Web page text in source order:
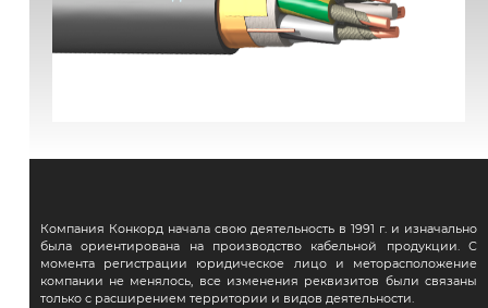
Компания Конкорд начала свою деятельность в 1991 г. и изначально
была ориентирована на производство кабельной продукции. С
момента регистрации юридическое лицо и меторасположение
компании не менялось, все изменения реквизитов были связаны
только с расширением территории и видов деятельности.